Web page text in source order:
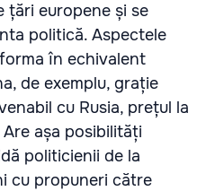
țări europene și se
politică. Aspectele
în echivalent
de exemplu, grație
cu Rusia, prețul la
așa posibilități
politicienii de la
cu propuneri către